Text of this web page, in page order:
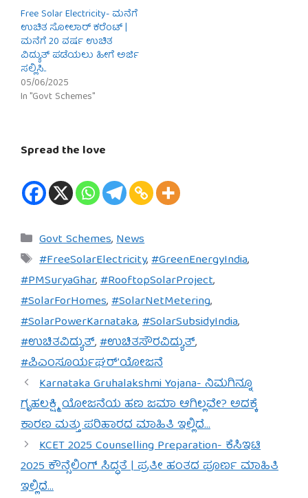
Free Solar Electricity- ಮನೆಗೆ
ಉಚಿತ ಸೋಲಾರ್ ಕರೆಂಟ್ |
ಮನೆಗೆ 20 ವರ್ಷ ಉಚಿತ
ವಿದ್ಯುತ್ ಪಡೆಯಲು ಹೀಗೆ ಅರ್ಜಿ
ಸಲ್ಲಿಸಿ..
05/06/2025
In "Govt Schemes"
Spread the love
Categories
Govt Schemes,News
Tags
#FreeSolarElectricity,#GreenEnergyIndia,
#PMSuryaGhar,#RooftopSolarProject,
#SolarForHomes,#SolarNetMetering,
#SolarPowerKarnataka,#SolarSubsidyIndia,
#ಉಚಿತವಿದ್ಯುತ್,#ಉಚಿತಸೌರವಿದ್ಯುತ್,
#ಪಿಎಂಸೂರ್ಯಘರ್’ಯೋಜನೆ
Karnataka Gruhalakshmi Yojana- ನಿಮಗಿನ್ನೂ
ಗೃಹಲಕ್ಷ್ಮಿ ಯೋಜನೆಯ ಹಣ ಜಮಾ ಆಗಿಲ್ಲವೇ? ಅದಕ್ಕೆ
ಕಾರಣ ಮತ್ತು ಪರಿಹಾರದ ಮಾಹಿತಿ ಇಲ್ಲಿದೆ…
KCET 2025 Counselling Preparation- ಕೆಸಿಇಟಿ
2025 ಕೌನ್ಸೆಲಿಂಗ್ ಸಿದ್ಧತೆ | ಪ್ರತೀ ಹಂತದ ಪೂರ್ಣ ಮಾಹಿತಿ
ಇಲ್ಲಿದೆ…